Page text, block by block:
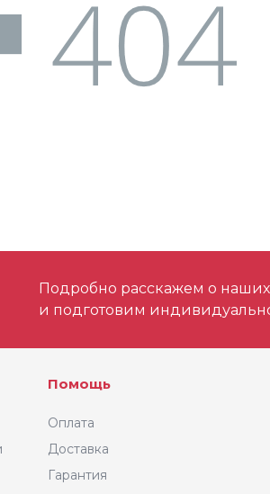
Подробно расскажем о наших
и подготовим
Помощь
Оплата
Доставка
Гарантия